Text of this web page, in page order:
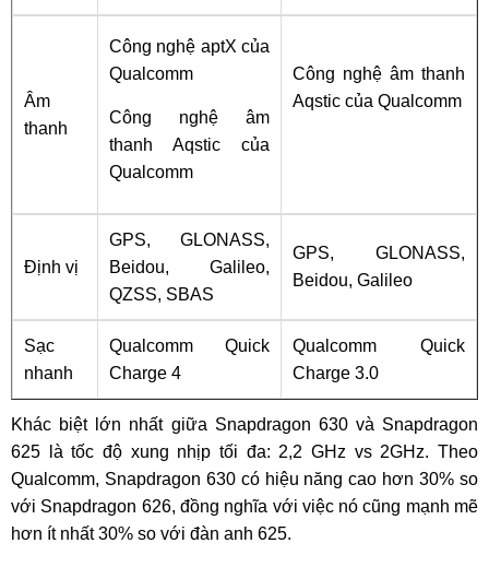
Âm
thanh
Công nghệ aptX của
Qualcomm
Công nghệ âm
thanh Aqstic của
Qualcomm
Công nghệ âm thanh
Aqstic của Qualcomm
Định vị
GPS, GLONASS,
Beidou, Galileo,
QZSS, SBAS
GPS, GLONASS,
Beidou, Galileo
Sạc
nhanh
Qualcomm Quick
Charge 4
Qualcomm Quick
Charge 3.0
Khác biệt lớn nhất giữa Snapdragon 630 và Snapdragon
625 là tốc độ xung nhịp tối đa: 2,2 GHz vs 2GHz. Theo
Qualcomm, Snapdragon 630 có hiệu năng cao hơn 30% so
với Snapdragon 626, đồng nghĩa với việc nó cũng mạnh mẽ
hơn ít nhất 30% so với đàn anh 625.